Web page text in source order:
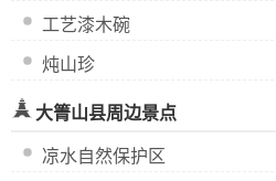
工艺漆木碗
炖山珍
大箐山县周边景点
凉水自然保护区